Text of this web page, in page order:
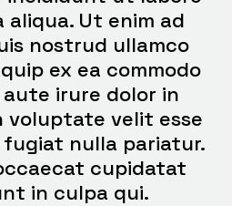
Ut enim ad
nostrud ullamco
ex ea commodo
irure dolor in
voluptate velit esse
nulla pariatur.
cupidatat
in culpa qui.